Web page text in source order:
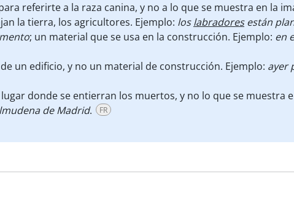
referirte a la raza canina, y no a lo que se muestra en la
la tierra, los agricultores. Ejemplo: loslabradoresestán
; un material que se usa en la construcción. Ejemplo: en
un edificio, y no un material de construcción. Ejemplo: ayer
lugar donde se entierran los muertos, y no lo que se muestra
de Madrid. FR